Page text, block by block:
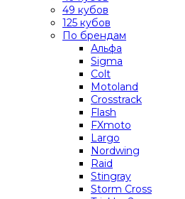
49 кубов
125 кубов
По брендам
Альфа
Sigma
Colt
Motoland
Crosstrack
Flash
FXmoto
Largo
Nordwing
Raid
Stingray
Storm Cross